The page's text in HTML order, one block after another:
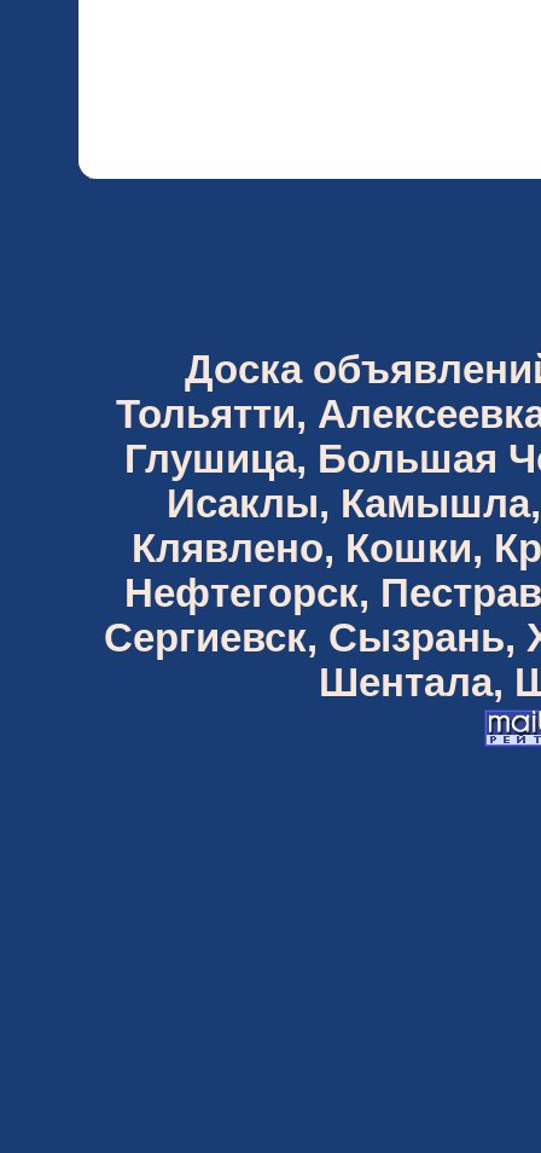
Доска
Тольятти,
Глушица, Большая
Исаклы, Камышла,
Клявлено, Кошки,
Нефтегорск,
Сергиевск,
Шентала,